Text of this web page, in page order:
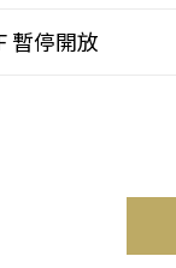
暫停開放